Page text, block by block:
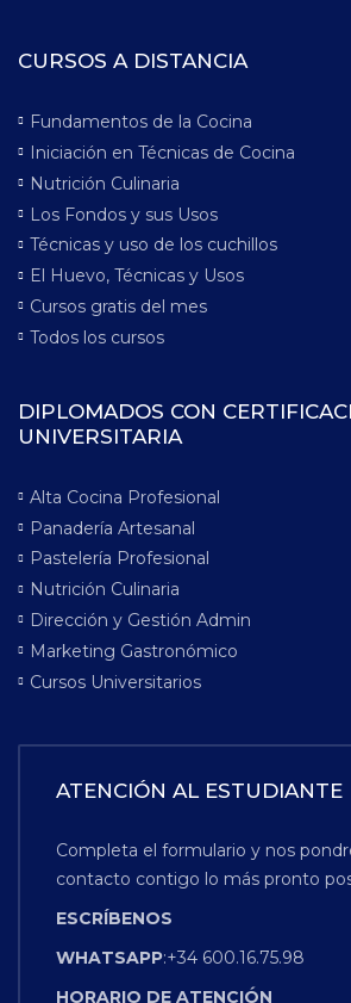
CURSOS A DISTANCIA
Fundamentos de la Cocina
Iniciación en Técnicas de Cocina
Nutrición Culinaria
Los Fondos y sus Usos
Técnicas y uso de los cuchillos
El Huevo, Técnicas y Usos
Cursos gratis del mes
Todos los cursos
DIPLOMADOS CON
UNIVERSITARIA
Alta Cocina Profesional
Panadería Artesanal
Pastelería Profesional
Nutrición Culinaria
Dirección y Gestión Admin
Marketing Gastronómico
Cursos Universitarios
ATENCIÓN AL ESTUDIANTE
Completa el formulario y nos
contacto contigo lo más pronto
ESCRÍBENOS
WHATSAPP:+34 600.16.75.98
HORARIO DE ATENCIÓN